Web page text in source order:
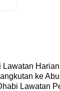
Lawatan
ke
Lawatan